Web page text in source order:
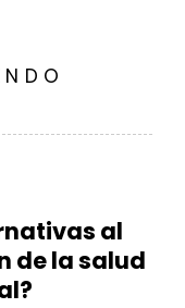
al
de la salud